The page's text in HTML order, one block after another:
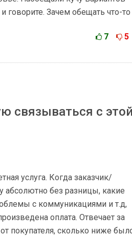
говорите. Зачем обещать что-то
7 5
связываться с этой
услуга. Когда заказчик/
абсолютно без разницы, какие
с коммуникациями и т.д,
оплата. Отвечает за
покупателя, сколько ниже